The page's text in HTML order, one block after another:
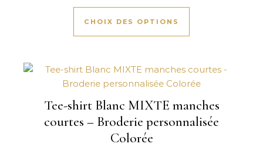
CHOIX DES OPTIONS
Ce produit a
Tee-shirt Blanc MIXTE manches
courtes – Broderie personnalisée
Colorée